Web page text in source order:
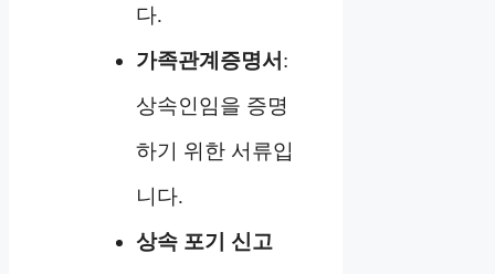
다.
가족관계증명서 :
상속인임을 증명
하기 위한 서류입
니다.
상속 포기 신고